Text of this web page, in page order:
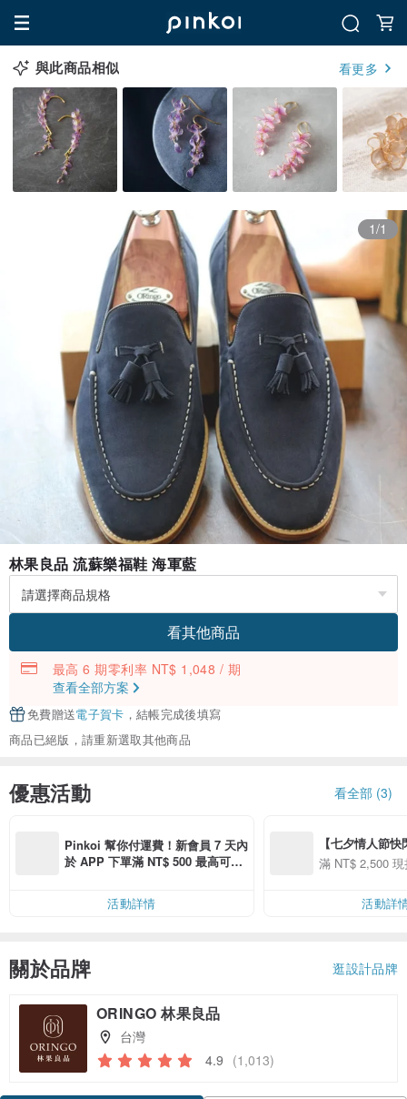
與此商品相似 看更多
1/1
林果良品 流蘇樂福鞋 海軍藍
看其他商品
最高 6 期零利率 NT$ 1,048 / 期
查看全部方案
免費贈送電子賀卡 ，結帳完成後填寫
商品已絕版，請重新選取其他商品
優惠活動 看全部 (3)
Pinkoi 幫你付運費！新會員 7 天內
於 APP 下單滿 NT$ 500 最高可折
活動詳情
【七夕情人節
用 APP 購買任
00 現折 NT$100
滿 NT$ 2,500
活動詳
關於品牌 逛設計品牌
ORINGO 林果良品
台灣
4.9 (1,013)